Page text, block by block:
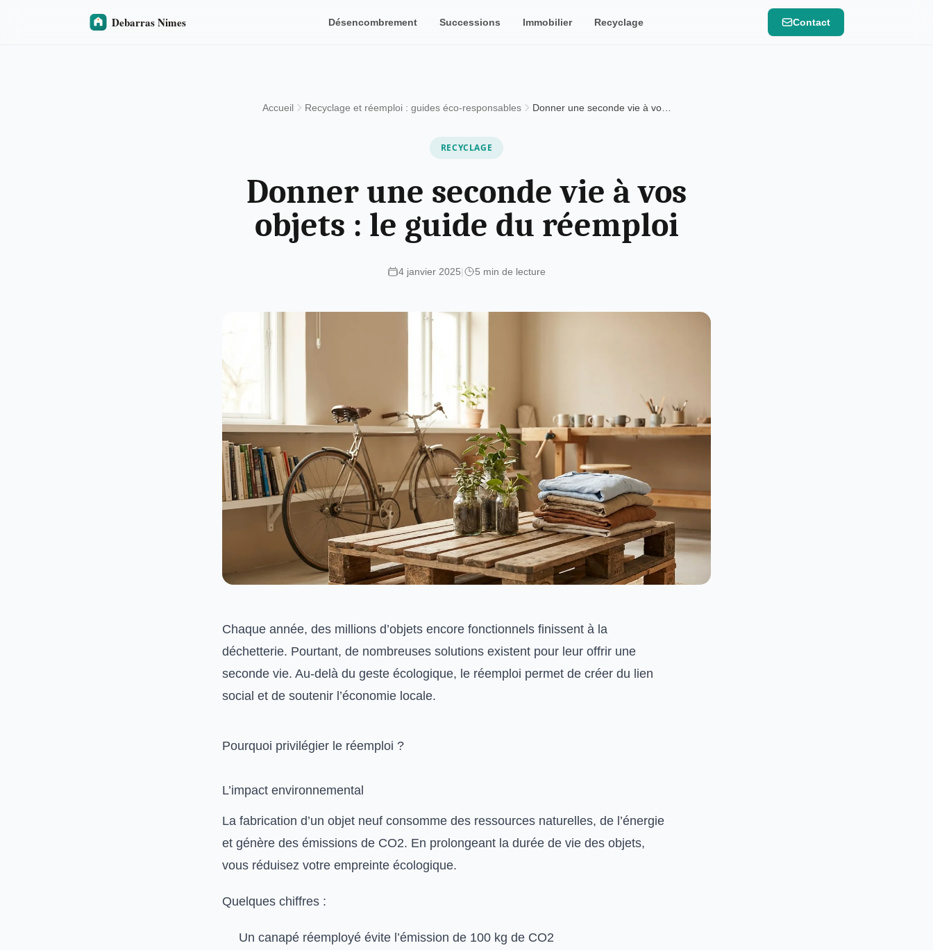
Désencombrement Successions Immobilier Recyclage Contact
Accueil Recyclage et réemploi : guides éco-responsables Donner une seconde vie à vos objets : le guide du réemploi
RECYCLAGE
Donner une seconde vie à vos
objets : le guide du réemploi
4 janvier 2025| 5 min de lecture
Chaque année, des millions d’objets encore fonctionnels finissent à la
déchetterie. Pourtant, de nombreuses solutions existent pour leur offrir une
seconde vie. Au-delà du geste écologique, le réemploi permet de créer du lien
social et de soutenir l’économie locale.
Pourquoi privilégier le réemploi ?
L’impact environnemental
La fabrication d’un objet neuf consomme des ressources naturelles, de l’énergie
et génère des émissions de CO2. En prolongeant la durée de vie des objets,
vous réduisez votre empreinte écologique.
Quelques chiffres :
Un canapé réemployé évite l’émission de 100 kg de CO2